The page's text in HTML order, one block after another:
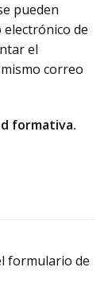
pueden
de
el
correo
formativa.
formulario de